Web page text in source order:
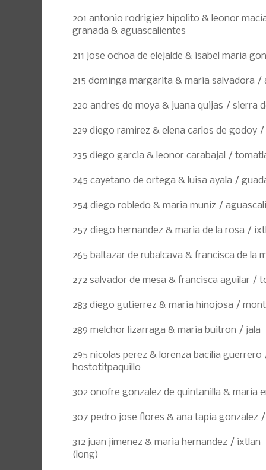
201 antonio rodrigiez hipolito & leonor
granada & aguascalientes
211 jose ochoa de elejalde & isabel maria
215 dominga margarita & maria salvadora /
220 andres de moya & juana quijas / sierra
229 diego ramirez & elena carlos de godoy
235 diego garcia & leonor carabajal /
245 cayetano de ortega & luisa ayala /
254 diego robledo & maria muniz /
257 diego hernandez & maria de la rosa /
265 baltazar de rubalcava & francisca de la
272 salvador de mesa & francisca aguilar /
283 diego gutierrez & maria hinojosa /
289 melchor lizarraga & maria buitron / jala
295 nicolas perez & lorenza bacilia
hostotitpaquillo
302 onofre gonzalez de quintanilla & maria
307 pedro jose flores & ana tapia gonzalez
312 juan jimenez & maria hernandez / ixtlan
(long)